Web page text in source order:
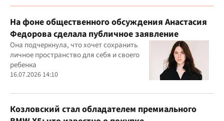
На фоне общественного обсуждения Анастасия
Федорова сделала публичное заявление
Она подчеркнула, что хочет сохранить
личное пространство для себя и своего
ребенка
16.07.2026 14:10
Козловский стал обладателем премиального